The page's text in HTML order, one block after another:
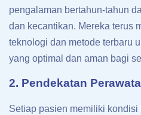
pengalaman bertahun-tahun
dan kecantikan. Mereka terus
teknologi dan metode terbaru
yang optimal dan aman bagi
2. Pendekatan
Setiap pasien memiliki